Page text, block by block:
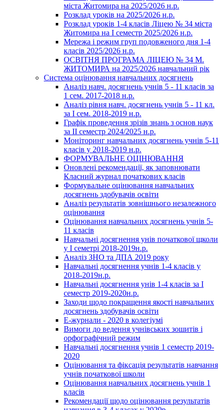
міста Житомира на 2025/2026 н.р.
Розклад уроків на 2025/2026 н.р.
Розклад уроків 1-4 класів Ліцею № 34 міста
Житомира на І семестр 2025/2026 н.р.
Мережа і режим груп подовженого дня 1-4
класів 2025/2026 н.р.
ОСВІТНЯ ПРОГРАМА ЛІЦЕЮ № 34 М.
ЖИТОМИРА на 2025/2026 навчальний рік
Система оцінювання навчальних досягнень
Аналіз навч. досягнень учнів 5 - 11 класів за
1 сем. 2017-2018 н.р.
Аналіз рівня навч. досягнень учнів 5 - 11 кл.
за І сем. 2018-2019 н.р.
Графік проведення зрізів знань з основ наук
за ІІ семестр 2024/2025 н.р.
Моніторинг навчальних досягнень учнів 5-11
класів у 2018-2019 н.р.
ФОРМУВАЛЬНЕ ОЦІНЮВАННЯ
Оновлені рекомендації, як заповнювати
Класний журнал початкових класів
Формувальне оцінювання навчальних
досягнень здобувачів освіти
Аналіз результатів зовнішнього незалежного
оцінювання
Оцінювання навчальних досягнень учнів 5-
11 класів
Навчальні досягнення унів початкової щколи
у І семетрі 2018-2019н.р.
Аналіз ЗНО та ДПА 2019 року
Навчальні досягнення учнів 1-4 класів у
2018-2019н.р.
Навчальні досягнення унів 1-4 класів за І
семестр 2019-2020н.р.
Заходи щодо покращення якості навчальних
досягнень здобувачів освіти
Е-журнали - 2020 в колегіумі
Вимоги до ведення учнівських зошитів і
орфографічний режим
Навчальні досягнення учнів 1 семестр 2019-
2020
Оцінювання та фіксація результатів навчання
учнів початкової школи
Оцінювання навчальних досягнень учнів 1
класів
Рекомендації щодо оцінювання результатів